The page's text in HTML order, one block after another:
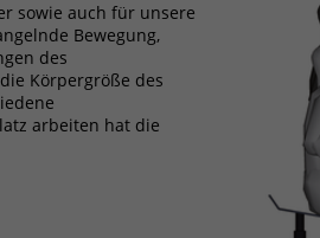
sowie auch für unsere
Bewegung,
des
Körpergröße des
arbeiten hat die
Besucher-,
zu
der Website für
zu verfolgen.
anonym